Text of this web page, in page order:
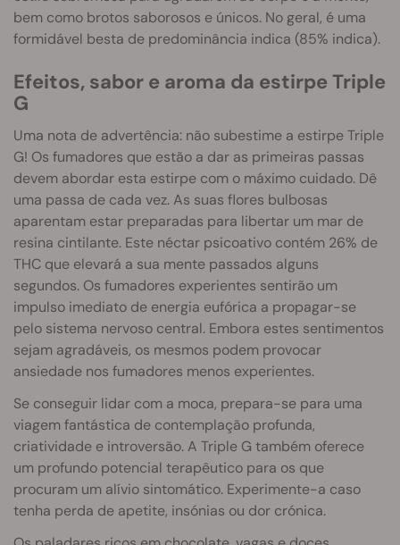
bem como brotos saborosos e únicos. No geral, é uma
formidável besta de predominância indica (85% indica).
Efeitos, sabor e aroma da estirpe Triple
G
Uma nota de advertência: não subestime a estirpe Triple
G! Os fumadores que estão a dar as primeiras passas
devem abordar esta estirpe com o máximo cuidado. Dê
uma passa de cada vez. As suas flores bulbosas
aparentam estar preparadas para libertar um mar de
resina cintilante. Este néctar psicoativo contém 26% de
THC que elevará a sua mente passados alguns
segundos. Os fumadores experientes sentirão um
impulso imediato de energia eufórica a propagar-se
pelo sistema nervoso central. Embora estes sentimentos
sejam agradáveis, os mesmos podem provocar
ansiedade nos fumadores menos experientes.
Se conseguir lidar com a moca, prepara-se para uma
viagem fantástica de contemplação profunda,
criatividade e introversão. A Triple G também oferece
um profundo potencial terapêutico para os que
procuram um alívio sintomático. Experimente-a caso
tenha perda de apetite, insónias ou dor crónica.